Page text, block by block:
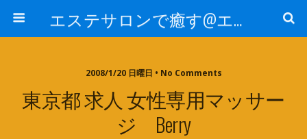
エステサロンで癒す@エステ～全国エステ情報
2008/1/20 日曜日 • No Comments
東京都 求人 女性専用マッサー
ジ Berry